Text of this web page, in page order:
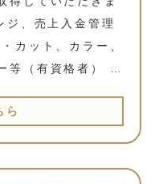
、売上入金管理
カット、カラー、
等（有資格者） …
ら